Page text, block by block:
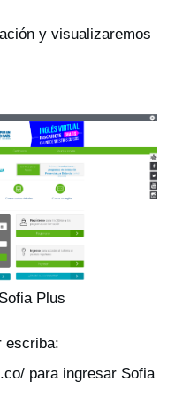
y visualizaremos
Plus
escriba:
para ingresar Sofia